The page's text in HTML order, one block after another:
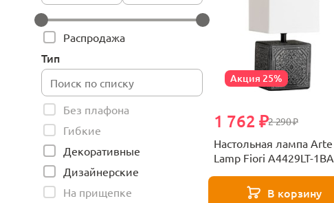
Распродажа
Тип
Без плафона
Гибкие
Декоративные
Дизайнерские
На прищепке
Акция 25%
2 290 ₽
1 762 ₽
Настольная лампа Arte
Lamp Fiori A4429LT-1BA
В корзину